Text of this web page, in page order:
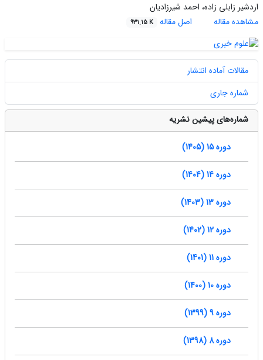
اردشیر زابلی زاده، احمد شیرزادیان
مشاهده مقاله
اصل مقاله 931.15 K
مقالات آماده انتشار
شماره جاری
شماره‌های پیشین نشریه
دوره 15 (1405)
دوره 14 (1404)
دوره 13 (1403)
دوره 12 (1402)
دوره 11 (1401)
دوره 10 (1400)
دوره 9 (1399)
دوره 8 (1398)